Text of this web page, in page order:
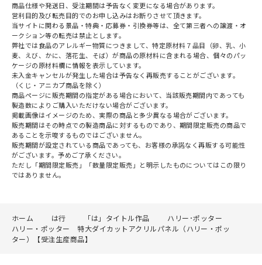
商品仕様や発送日、受注期間は予告なく変更になる場合があります。
営利目的及び転売目的でのお申し込みはお断りさせて頂きます。
当サイトに関わる景品・特典・応募券・引換券等は、全て第三者への譲渡・オ
ークション等の転売は禁止とします。
弊社では食品のアレルギー物質につきまして、特定原材料７品目（卵、乳、小
麦、えび、かに、落花生、そば）が商品の原材料に含まれる場合、個々のパッ
ケージの原材料欄に情報を表示しています。
未入金キャンセルが発生した場合は予告なく再販売することがございます。
（くじ・アニカプ商品を除く）
商品ページに販売期間の指定がある場合において、当該販売期間内であっても
製造数によりご購入いただけない場合がございます。
掲載画像はイメージのため、実際の商品と多少異なる場合がございます。
販売期間はその時点での製造商品に対するものであり、期間限定販売の商品で
あることを示唆するものではございません。
販売期間が設定されている商品であっても、お客様の承諾なく再販する可能性
がございます。予めご了承ください。
ただし「期間限定販売」「数量限定販売」と明示したものについてはこの限り
ではありません。
ホーム は行 「は」タイトル作品
ハリー･ポッター
ハリー・ポッター 特大ダイカットアクリルパネル（ハリー・ポッ
ター）【受注生産商品】